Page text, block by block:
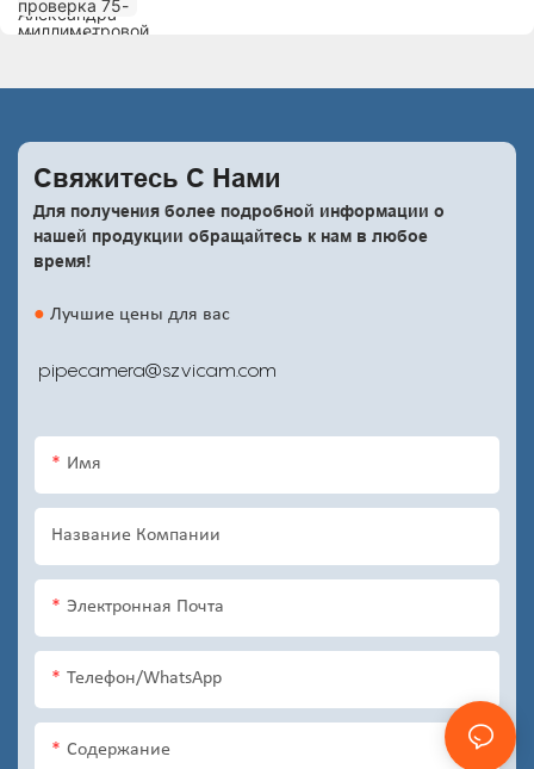
Свяжитесь С Нами
Для получения более подробной информации о
нашей продукции обращайтесь к нам в любое
время!
● Лучшие цены для вас
pipecamera@szvicam.com
Имя
Название Компании
Электронная Почта
Телефон/WhatsApp
Содержание